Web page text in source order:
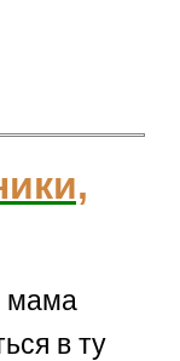
мама
в ту